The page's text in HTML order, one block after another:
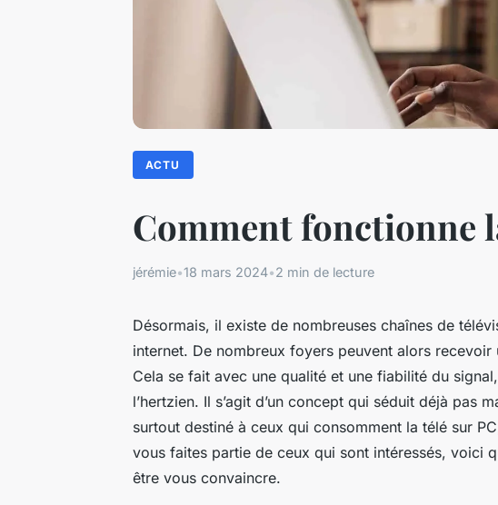
ACTU
Comment fonctionne
jérémie•18 mars 2024•2 min de lecture
Désormais, il existe de nombreuses chaînes de
internet. De nombreux foyers peuvent alors
Cela se fait avec une qualité et une fiabilité du
l’hertzien. Il s’agit d’un concept qui séduit déjà pas
surtout destiné à ceux qui consomment la télé sur
vous faites partie de ceux qui sont intéressés, voici
être vous convaincre.